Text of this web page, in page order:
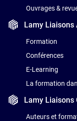
Ouvrages &
Lamy Liaisons
Formation
Conférences
E-Learning
La formation
Lamy Liaisons
Auteurs et